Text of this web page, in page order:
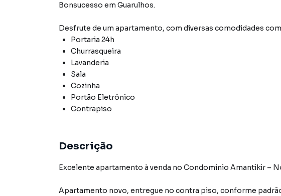
Bonsucesso em Guarulhos.
Desfrute de um apartamento, com diversas comodidades
Portaria 24h
Churrasqueira
Lavanderia
Sala
Cozinha
Portão Eletrônico
Contrapiso
Descrição
Excelente apartamento à venda no Condomínio Amantikir –
Apartamento novo, entregue no contra piso, conforme